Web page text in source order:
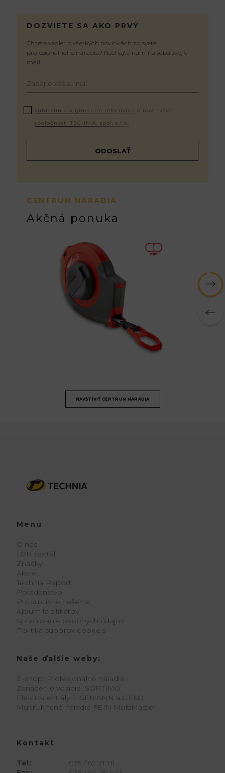
DOZVIETE SA AKO PRVÝ
Chcete vedieť o všetkých novinkách zo sveta
profesionálneho náradia? Nechajte nám na seba svoj e-
mail.
Súhlasím s prijímaním informácií o novinkách
spoločnosti TECHNIA, spol. s r.o.
CENTRUM NÁRADIA
Akčná ponuka
NAVŠTÍVIŤ CENTRUM NÁRADIA
Menu
O nás
B2B portál
Značky
Akcie
Technia Report
Poradenstvo
Produktívne riešenia
Album falzifikátov
Spracovanie osobných údajov
Politika súborov cookies
Naše ďalšie weby:
E-shop: Profesionálne náradie
Zariadenie vozidiel SORTIMO
Elektrocentrály EISEMANN a GEKO
Multifuknčné náradie FEIN MultiMaster
Kontakt
Tel:
035 / 69 21 111